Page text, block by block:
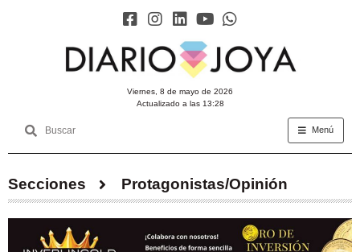
viernes, 8 de mayo de 2026
Actualizado a las 13:28
Menú
Secciones Protagonistas/Opinión